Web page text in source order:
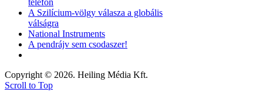
A Szilícium-völgy válasza a globális
válságra
National Instruments
A pendrájv sem csodaszer!
Copyright © 2026. Heiling Média Kft.
Scroll to Top